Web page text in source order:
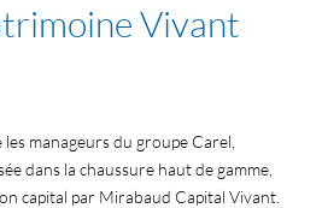
Vivant
manageurs du groupe Carel,
dans la chaussure haut de gamme,
capital par Mirabaud Capital Vivant.